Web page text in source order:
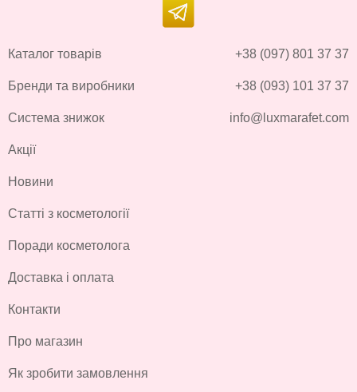
Каталог товарів
Бренди та виробники
Система знижок
Акції
Новини
Статті з косметології
Поради косметолога
Доставка і оплата
Контакти
Про магазин
Як зробити замовлення
+38 (097) 801 37 37
+38 (093) 101 37 37
info@luxmarafet.com